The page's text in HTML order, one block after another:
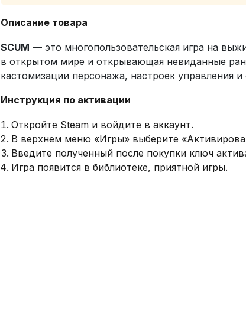
Описание товара
SCUM — это многопользовательская игра на
в открытом мире и открывающая невиданные
кастомизации персонажа, настроек управления
Инструкция по активации
Откройте Steam и войдите в аккаунт.
В верхнем меню «Игры» выберите
Введите полученный после покупки ключ
Игра появится в библиотеке, приятной игры.